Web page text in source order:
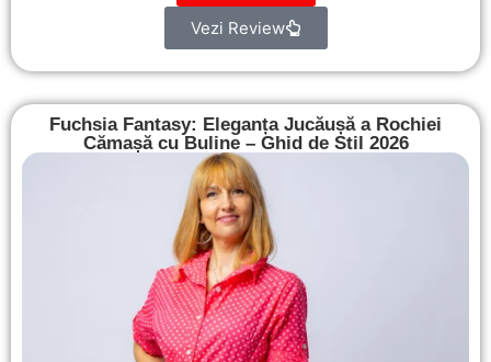
Vezi Review
Fuchsia Fantasy: Eleganța Jucăușă a Rochiei
Cămașă cu Buline – Ghid de Stil 2026